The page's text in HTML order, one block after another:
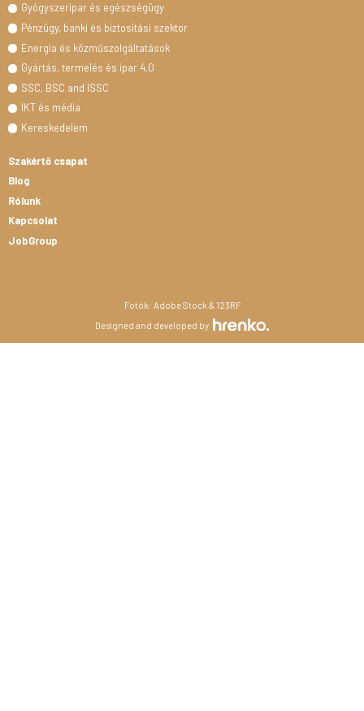
Gyógyszeripar és egészségügy
Pénzügy, banki és biztosítási szektor
Energia és közműszolgáltatások
Gyártás, termelés és ipar 4.0
SSC, BSC and ISSC
IKT és média
Kereskedelem
Szakértő csapat
Blog
Rólunk
Kapcsolat
JobGroup
Fotók: Adobe Stock & 123RF
Designed and developed by